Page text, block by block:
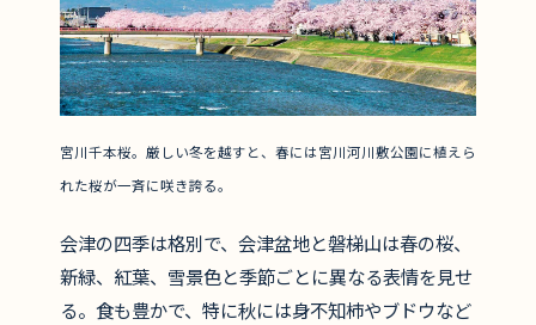
宮川千本桜。厳しい冬を越すと、春には宮川河川敷公園に植えら
れた桜が一斉に咲き誇る。
会津の四季は格別で、会津盆地と磐梯山は春の桜、
新緑、紅葉、雪景色と季節ごとに異なる表情を見せ
る。食も豊かで、特に秋には身不知柿やブドウなど